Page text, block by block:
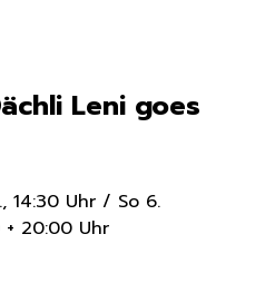
Leni goes
14:30 Uhr / So 6.
20:00 Uhr